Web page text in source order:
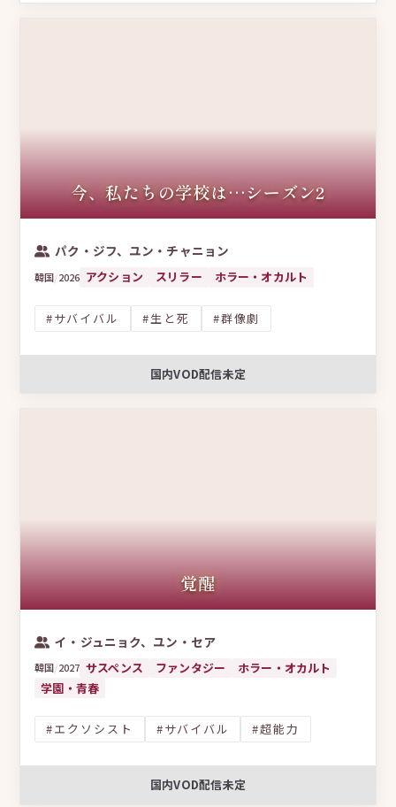
今、私たちの学校は…シーズン2
パク・ジフ、ユン・チャニョン
韓国/2026 アクション スリラー ホラー・オカルト
#サバイバル #生と死 #群像劇
国内VOD配信未定
覚醒
イ・ジュニョク、ユン・セア
韓国/2027 サスペンス ファンタジー
ホラー・オカルト
学園・青春
#エクソシスト #サバイバル #超能力
国内VOD配信未定